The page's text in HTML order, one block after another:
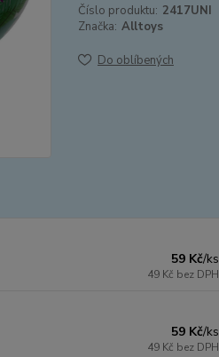
Číslo produktu: 2417UNI
Značka: Alltoys
Do oblíbených
59 Kč/ks
49 Kč bez DPH
59 Kč/ks
49 Kč bez DPH